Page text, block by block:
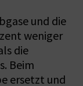
und die
weniger
die
Beim
ersetzt und